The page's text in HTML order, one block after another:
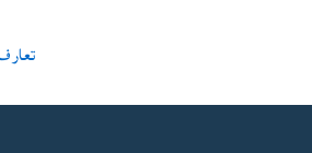
تعارف